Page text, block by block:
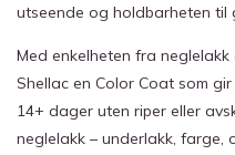
utseende og holdbarheten til
Med enkelheten fra
Shellac en Color Coat som
14+ dager uten riper eller
neglelakk – underlakk, farge,